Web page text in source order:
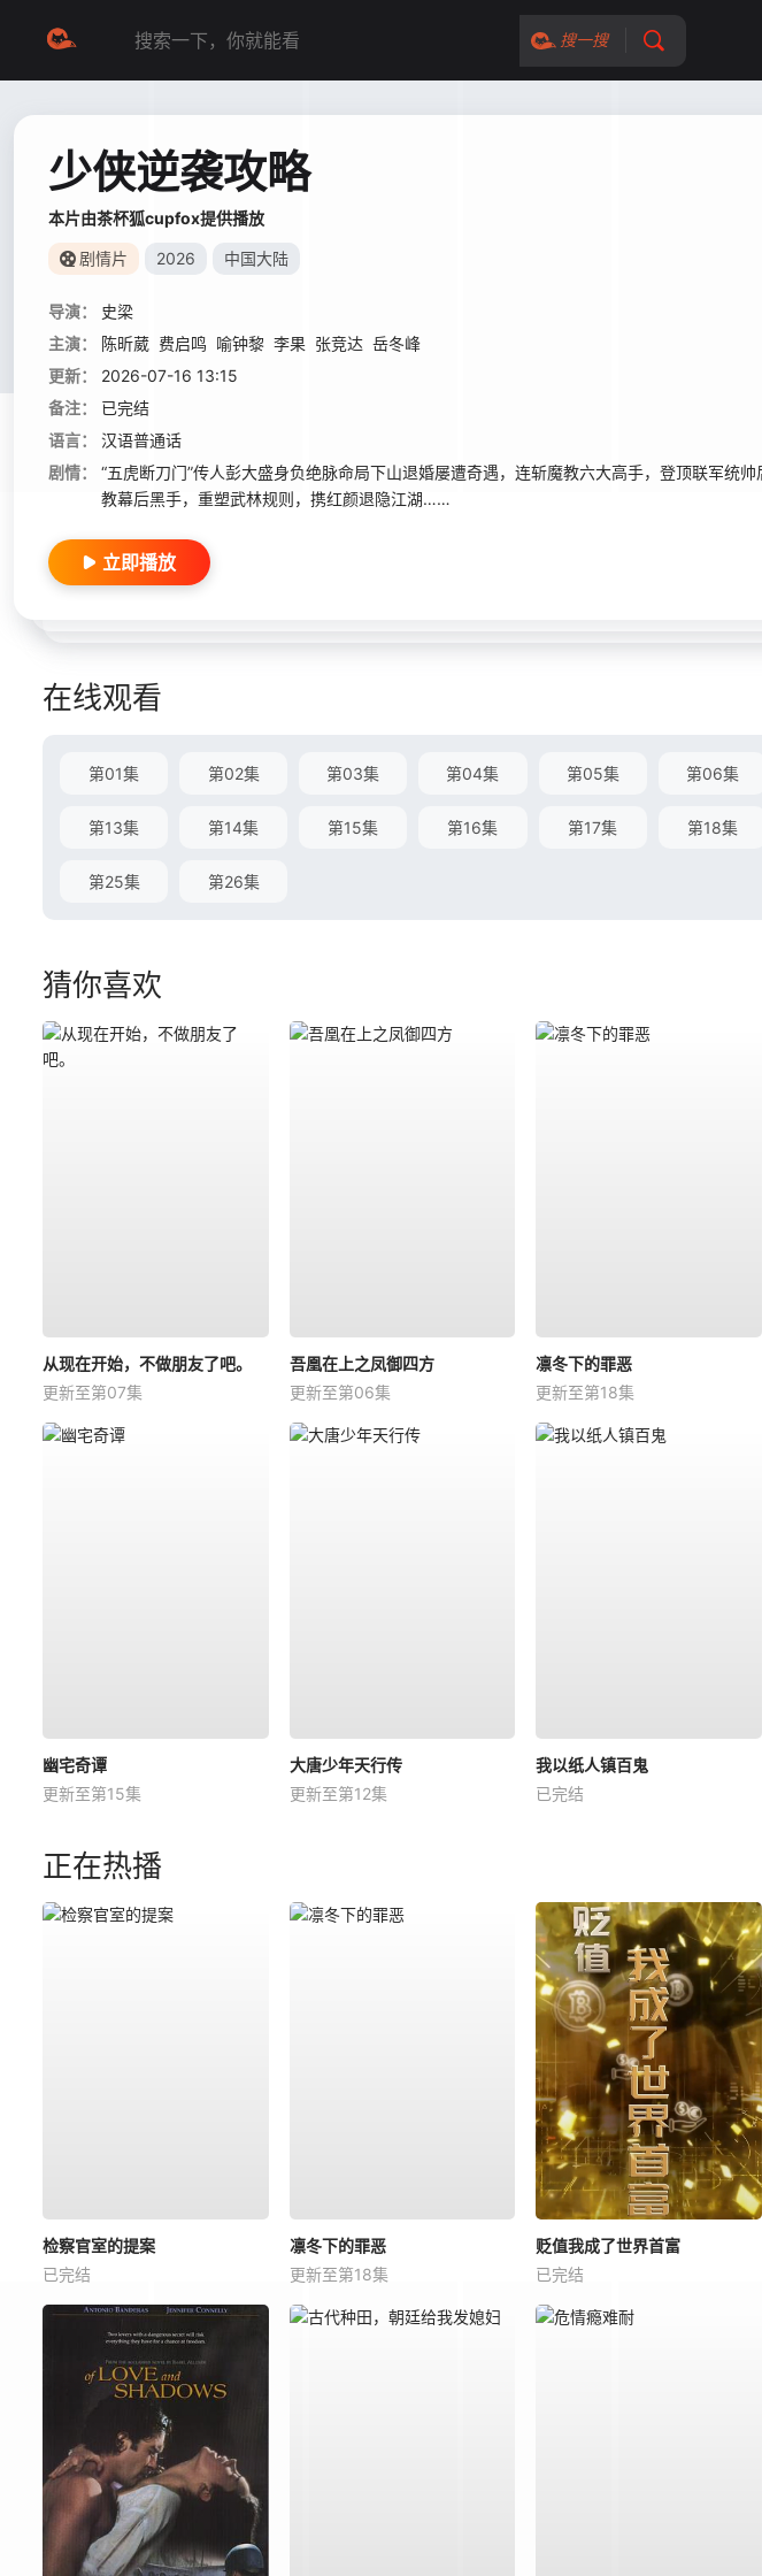
搜一搜
少侠逆袭攻略
本片由茶杯狐cupfox提供播放
剧情片 2026 中国大陆
导演：
史梁
主演：
陈昕葳 费启鸣 喻钟黎 李果 张竞达 岳冬峰
更新：
2026-07-16 13:15
备注：
已完结
语言：
汉语普通话
剧情：
“五虎断刀门”传人彭大盛身负绝脉命局下山退婚屡遭奇遇，连斩魔教六大高手，登顶联军统
教幕后黑手，重塑武林规则，携红颜退隐江湖……
立即播放
在线观看
第01集 第02集 第03集 第04集 第05集 第06集
第13集 第14集 第15集 第16集 第17集 第18集
第25集 第26集
猜你喜欢
从现在开始，不做朋友了吧。
更新至第07集
吾凰在上之凤御四方
更新至第06集
凛冬下的罪恶
更新至第18集
幽宅奇谭
更新至第15集
大唐少年天行传
更新至第12集
我以纸人镇百鬼
已完结
正在热播
检察官室的提案
已完结
凛冬下的罪恶
更新至第18集
贬值我成了世界首富
已完结